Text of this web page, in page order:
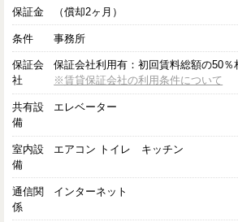
保証金 （償却2ヶ月）
条件 事務所
保証会
社
保証会社利用有：初回賃料総額の50
※賃貸保証会社の利用条件について
共有設
備
エレベーター
室内設
備
エアコン トイレ キッチン
通信関
係
インターネット